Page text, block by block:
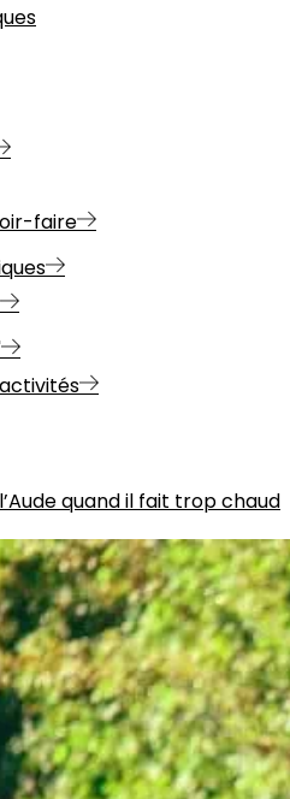
faire
quand il fait trop chaud